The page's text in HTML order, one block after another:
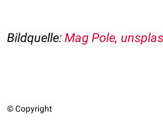
Bildquelle:Mag Pole,
© Copyright